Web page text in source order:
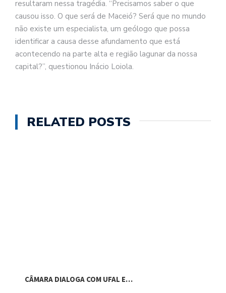
resultaram nessa tragédia. “Precisamos saber o que
causou isso. O que será de Maceió? Será que no mundo
não existe um especialista, um geólogo que possa
identificar a causa desse afundamento que está
acontecendo na parte alta e região lagunar da nossa
capital?”, questionou Inácio Loiola.
RELATED POSTS
CÂMARA DIALOGA COM UFAL E…